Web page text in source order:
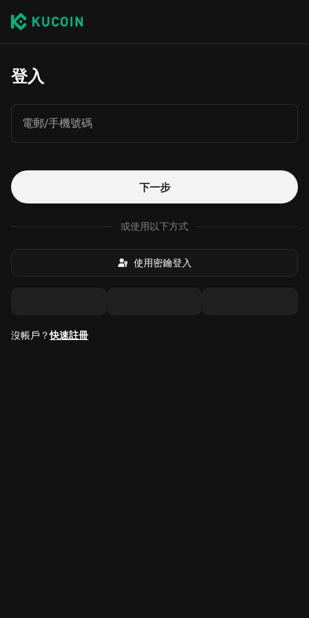
登入
電郵/手機號碼
下一步
或使用以下方式
使用密鑰登入
沒帳戶？快速註冊